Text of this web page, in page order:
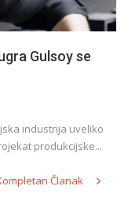
Gulsoy se
industrija uveliko
produkcijske...
Članak